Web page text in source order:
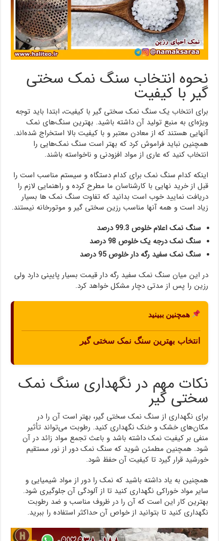
نحوه انتخاب سنگ نمک سختی
گیر با کیفیت
برای انتخاب یک سنگ نمک سختی گیر با کیفیت، ابتدا باید توجه
ویژه‌ای به منبع تولید آن داشته باشید. بهترین سنگ‌های نمک
آنهایی هستند که از معادن معتبر و با کیفیت بالا استخراج شده‌اند.
همچنین نباید فراموش کرد که بهتر است سنگ نمک‌هایی را
انتخاب کنید که عاری از مواد افزودنی و ناخواسته باشند.
اینکه کدام سنگ نمک برای کدام دستگاه و سیستم مناسب است را
قبل از خرید نهایی با کارشناسان ما مطرح کرده و راهنمایی لازم را
دریافت نمایید خوب است بدانید که تفاوت سنگ نمک ها بسیار
زیاد است و همه آنها مناسب رزین سختی گیر و موتورخانه نیستند.
سنگ نمک اعلام خلوص 99.3 درصد
سنگ نمک درجه یک خلوص 98 درصد
سنگ نمک سفید رگه دار خلوص 95 درصد
در این میان سنگ نمک سفید رگه دار قیمت بسیار پایینی دارد ولی
رزین را پس از مدتی دچار مشکل خواهد کرد.
همچنین ببینید
انتخاب بهترین سنگ نمک سختی گیر
نکات مهم در نگهداری سنگ نمک
سختی گیر
برای نگهداری از سنگ نمک سختی گیر، بهتر است آن را در
مکان‌های خشک و خنک نگهداری کنید. رطوبت می‌تواند تأثیر
منفی بر کیفیت نمک داشته باشد و باعث تجمع مواد زائد در آن
شود. همچنین مطمئن شوید که سنگ نمک دور از نور مستقیم
خورشید قرار گیرد تا کیفیت آن حفظ شود.
همچنین به یاد داشته باشید که نمک را دور از مواد شیمیایی و
سایر مواد خوراکی نگهداری کنید تا از آلودگی آن جلوگیری شود.
بهترین کار این است که آن را در ظروف مناسب و ضد رطوبت
نگهداری کنید تا بتوانید از خواص آن حداکثر استفاده را ببرید.